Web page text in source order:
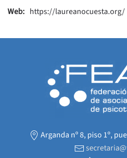
Web: https://laureanocuesta.org/
Arganda nº 8, piso 1º,